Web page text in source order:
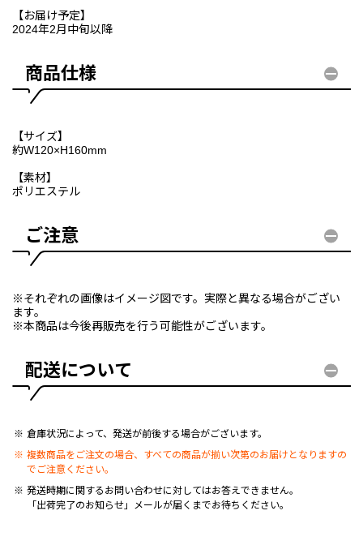
【お届け予定】
2024年2月中旬以降
商品仕様
【サイズ】
約W120×H160mm
【素材】
ポリエステル
ご注意
※それぞれの画像はイメージ図です。実際と異なる場合がござい
ます。
※本商品は今後再販売を行う可能性がございます。
配送について
倉庫状況によって、発送が前後する場合がございます。
複数商品をご注文の場合、すべての商品が揃い次第のお届けとなりますの
でご注意ください。
発送時期に関するお問い合わせに対してはお答えできません。
「出荷完了のお知らせ」メールが届くまでお待ちください。